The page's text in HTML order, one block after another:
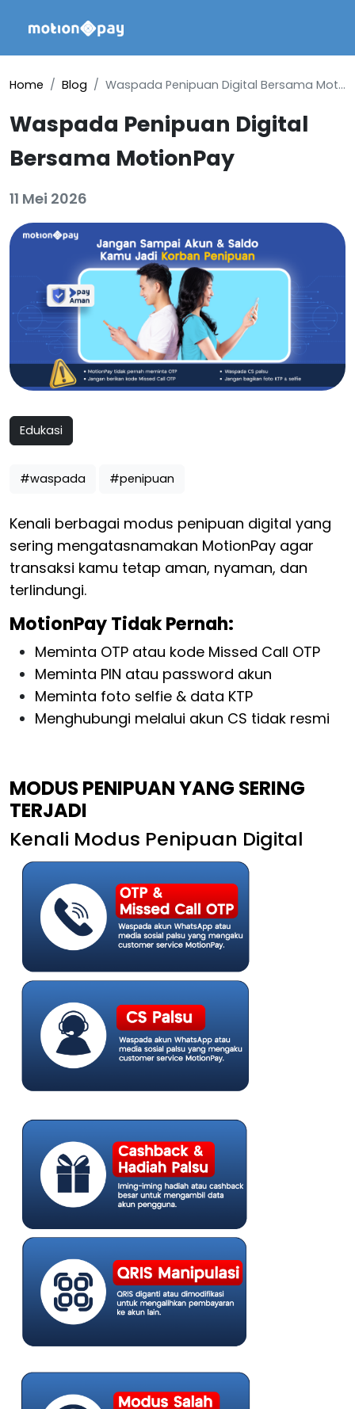
Home Blog Waspada Penipuan Digital Bersama MotionPay
Waspada Penipuan Digital
Bersama MotionPay
11 Mei 2026
Edukasi
#waspada #penipuan
Kenali berbagai modus penipuan digital yang
sering mengatasnamakan MotionPay agar
transaksi kamu tetap aman, nyaman, dan
terlindungi.
MotionPay Tidak Pernah:
Meminta OTP atau kode Missed Call OTP
Meminta PIN atau password akun
Meminta foto selfie & data KTP
Menghubungi melalui akun CS tidak resmi
MODUS PENIPUAN YANG SERING
TERJADI
Kenali Modus Penipuan Digital